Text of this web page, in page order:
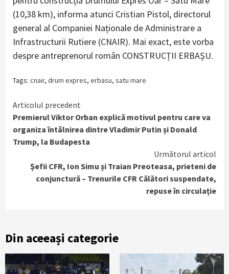
(10,38 km), informa atunci Cristian Pistol, directorul
general al Companiei Naționale de Administrare a
Infrastructurii Rutiere (CNAIR). Mai exact, este vorba
despre antreprenorul român CONSTRUCȚII ERBAȘU.
Tags: cnair, drum expres, erbasu, satu mare
Continue
Reading
Articolul precedent
Premierul Viktor Orban explică motivul pentru care va
organiza întâlnirea dintre Vladimir Putin și Donald
Trump, la Budapesta
Următorul articol
Șefii CFR, Ion Simu și Traian Preoteasa, prieteni de
conjunctură – Trenurile CFR Călători suspendate,
repuse în circulație
Din aceeași categorie